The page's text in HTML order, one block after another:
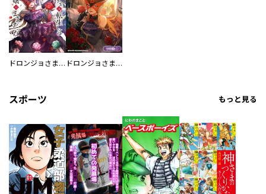
ドロンジョさまは転生しても悪役令嬢のままだった ドロンジョさまは転生しても悪役令嬢のままだった【分冊版】
スポーツ もっと見る